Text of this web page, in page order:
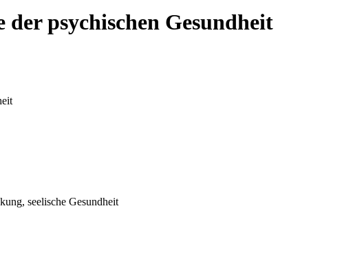
psychischen Gesundheit
seelische Gesundheit